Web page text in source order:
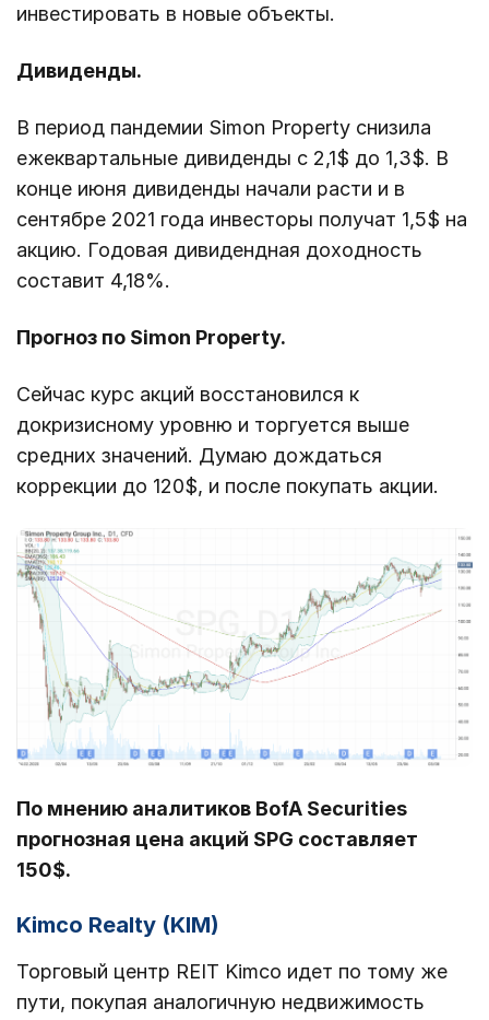
инвестировать в новые объекты.
Дивиденды.
В период пандемии Simon Property снизила
ежеквартальные дивиденды с 2,1$ до 1,3$. В
конце июня дивиденды начали расти и в
сентябре 2021 года инвесторы получат 1,5$ на
акцию. Годовая дивидендная доходность
составит 4,18%.
Прогноз по Simon Property.
Сейчас курс акций восстановился к
докризисному уровню и торгуется выше
средних значений. Думаю дождаться
коррекции до 120$, и после покупать акции.
По мнению аналитиков BofA Securities
прогнозная цена акций SPG составляет
150$.
Kimco Realty (KIM)
Торговый центр REIT Kimco идет по тому же
пути, покупая аналогичную недвижимость